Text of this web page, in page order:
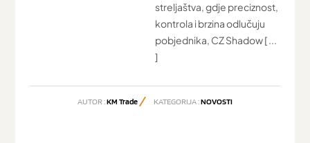
streljaštva, gdje preciznost,
kontrola i brzina odlučuju
pobjednika, CZ Shadow [ ...
]
AUTOR :KM Trade KATEGORIJA :NOVOSTI